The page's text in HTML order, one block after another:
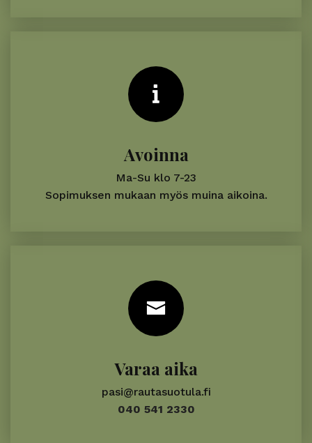
Avoinna
Ma-Su klo 7-23
Sopimuksen mukaan myös muina aikoina.
Varaa aika
pasi@rautasuotula.fi
040 541 2330